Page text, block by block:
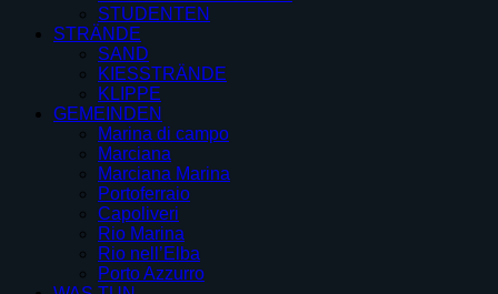
STUDENTEN
STRÄNDE
SAND
KIESSTRÄNDE
KLIPPE
GEMEINDEN
Marina di campo
Marciana
Marciana Marina
Portoferraio
Capoliveri
Rio Marina
Rio nell’Elba
Porto Azzurro